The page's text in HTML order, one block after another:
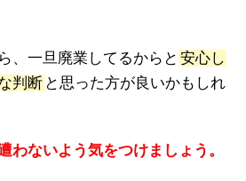
、一旦廃業してるからと 安心し
判断 と思った方が良いかもしれ
わないよう気をつけましょう。